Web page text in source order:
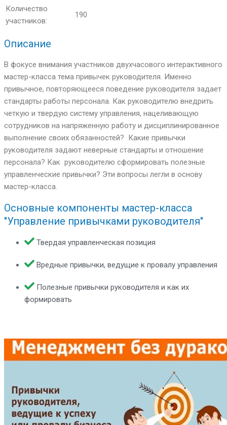
Количество
участников:
190
Описание
В фокусе внимания участников двухчасового интерактивного
мастер-класса тема привычек руководителя. Именно
привычное, повторяющееся поведение руководителя задает
стандарты работы персонала. Как руководителю внедрить
четкую и твердую систему управления, нацеливающую
сотрудников на напряженную работу и дисциплинированное
выполнение своих обязанностей? Какие привычки
руководителя задают неверные стандарты и отношение
персонала? Как руководителю сформировать полезные
управленческие привычки? Эти вопросы легли в основу
мастер-класса.
Основные компоненты мастер-класса
"Управление привычками руководителя"
Твердая управленческая позиция
Вредные привычки, ведущие к провалу управления
Полезные привычки руководителя и как их
формировать